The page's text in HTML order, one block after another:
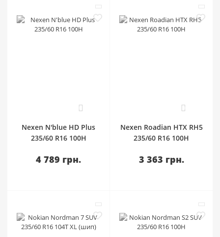
Nexen N'blue HD Plus
235/60 R16 100H
4 789 грн.
Nexen Roadian HTX RH5
235/60 R16 100H
3 363 грн.